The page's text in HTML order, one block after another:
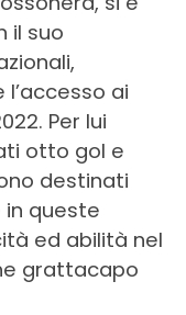
il suo
ai
Per lui
otto gol e
destinati
queste
ed abilità nel
grattacapo